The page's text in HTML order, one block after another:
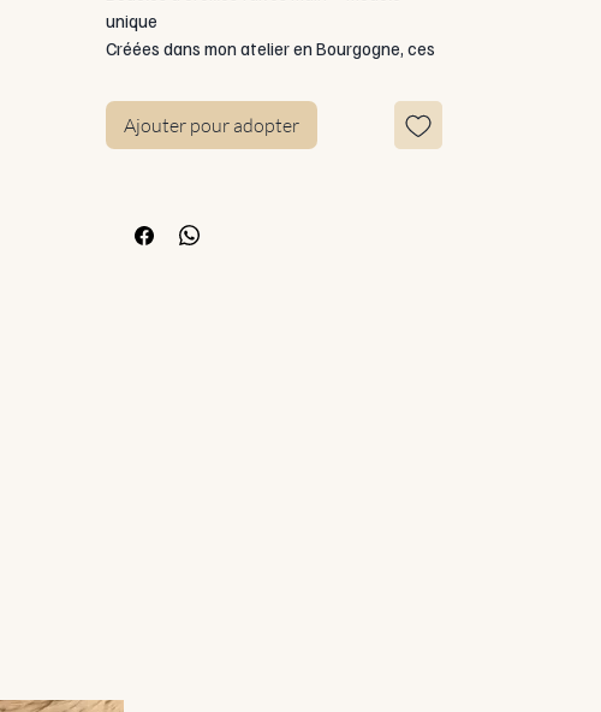
unique
Créées dans mon atelier en Bourgogne, ces
pigmentée, parfois enrichie d’inclusions.
Chaque paire est unique, montée sur tige ou
Un chiffon doux est fourni.
Ajouter pour adopter